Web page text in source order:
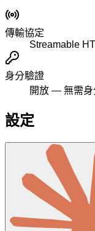
傳輸協定
Streamable
身分驗證
開放 — 無需身
設定